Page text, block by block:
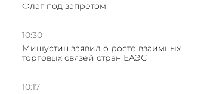
Флаг под запретом
10:30
Мишустин заявил о росте взаимных
торговых связей стран ЕАЭС
10:17